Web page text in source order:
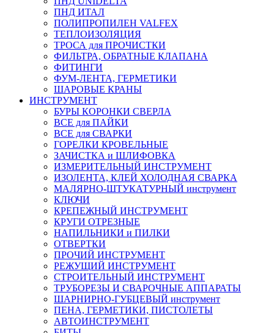
ПНД ИТАЛ
ПОЛИПРОПИЛЕН VALFEX
ТЕПЛОИЗОЛЯЦИЯ
ТРОСА для ПРОЧИСТКИ
ФИЛЬТРА, ОБРАТНЫЕ КЛАПАНА
ФИТИНГИ
ФУМ-ЛЕНТА, ГЕРМЕТИКИ
ШАРОВЫЕ КРАНЫ
ИНСТРУМЕНТ
БУРЫ КОРОНКИ СВЕРЛА
ВСЕ для ПАЙКИ
ВСЕ для СВАРКИ
ГОРЕЛКИ КРОВЕЛЬНЫЕ
ЗАЧИСТКА и ШЛИФОВКА
ИЗМЕРИТЕЛЬНЫЙ ИНСТРУМЕНТ
ИЗОЛЕНТА, КЛЕЙ ХОЛОДНАЯ СВАРКА
МАЛЯРНО-ШТУКАТУРНЫЙ инструмент
КЛЮЧИ
КРЕПЕЖНЫЙ ИНСТРУМЕНТ
КРУГИ ОТРЕЗНЫЕ
НАПИЛЬНИКИ и ПИЛКИ
ОТВЕРТКИ
ПРОЧИЙ ИНСТРУМЕНТ
РЕЖУЩИЙ ИНСТРУМЕНТ
СТРОИТЕЛЬНЫЙ ИНСТРУМЕНТ
ТРУБОРЕЗЫ И СВАРОЧНЫЕ АППАРАТЫ
ШАРНИРНО-ГУБЦЕВЫЙ инструмент
ПЕНА, ГЕРМЕТИКИ, ПИСТОЛЕТЫ
АВТОИНСТРУМЕНТ